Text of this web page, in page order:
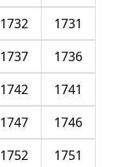
1731
1732
1736
1737
1741
1742
1746
1747
1751
1752